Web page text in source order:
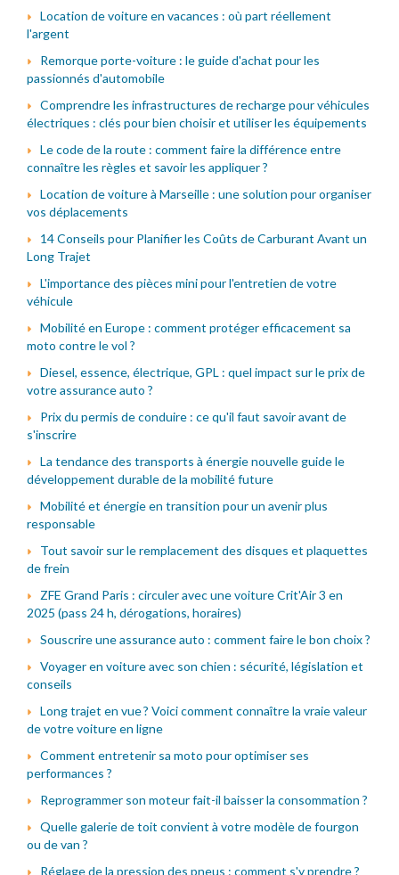
Location de voiture en vacances : où part réellement
l'argent
Remorque porte-voiture : le guide d'achat pour les
passionnés d'automobile
Comprendre les infrastructures de recharge pour véhicules
électriques : clés pour bien choisir et utiliser les équipements
Le code de la route : comment faire la différence entre
connaître les règles et savoir les appliquer ?
Location de voiture à Marseille : une solution pour organiser
vos déplacements
14 Conseils pour Planifier les Coûts de Carburant Avant un
Long Trajet
L'importance des pièces mini pour l'entretien de votre
véhicule
Mobilité en Europe : comment protéger efficacement sa
moto contre le vol ?
Diesel, essence, électrique, GPL : quel impact sur le prix de
votre assurance auto ?
Prix du permis de conduire : ce qu'il faut savoir avant de
s'inscrire
La tendance des transports à énergie nouvelle guide le
développement durable de la mobilité future
Mobilité et énergie en transition pour un avenir plus
responsable
Tout savoir sur le remplacement des disques et plaquettes
de frein
ZFE Grand Paris : circuler avec une voiture Crit'Air 3 en
2025 (pass 24 h, dérogations, horaires)
Souscrire une assurance auto : comment faire le bon choix ?
Voyager en voiture avec son chien : sécurité, législation et
conseils
Long trajet en vue ? Voici comment connaître la vraie valeur
de votre voiture en ligne
Comment entretenir sa moto pour optimiser ses
performances ?
Reprogrammer son moteur fait-il baisser la consommation ?
Quelle galerie de toit convient à votre modèle de fourgon
ou de van ?
Réglage de la pression des pneus : comment s'y prendre ?